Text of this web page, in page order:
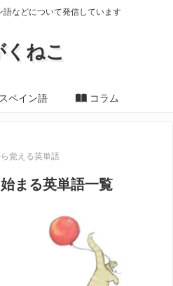
などについて発信しています
くねこ
スペイン語 コラム
覚える英単語
まる英単語一覧